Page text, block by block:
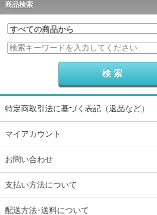
商品検索
特定商取引法に基づく表記（返品など）
マイアカウント
お問い合わせ
支払い方法について
配送方法･送料について